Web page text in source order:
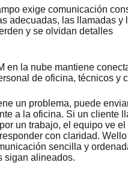
exige comunicación
adecuadas, las llamadas y
y se olvidan detalles
en la nube mantiene
de oficina, técnicos y
un problema, puede
a la oficina. Si un cliente
un trabajo, el equipo ve el
con claridad. Wello
sencilla y
sigan alineados.